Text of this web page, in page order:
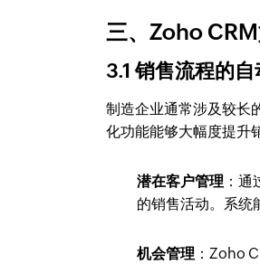
三、Zoho
3.1 销售流程的
制造企业通常涉及较长
化功能能够大幅度提升
潜在客户管理 ：
的销售活动。系统
机会管理 ：Zoho